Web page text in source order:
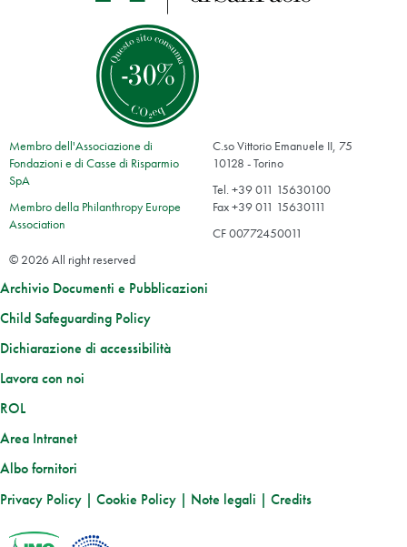
Membro dell'Associazione di
Fondazioni e di Casse di Risparmio
SpA
Membro della Philanthropy Europe
Association
C.so Vittorio Emanuele II, 75
10128 - Torino
Tel. +39 011 15630100
Fax +39 011 15630111
CF 00772450011
© 2026 All right reserved
Archivio Documenti e Pubblicazioni
Child Safeguarding Policy
Dichiarazione di accessibilità
Lavora con noi
ROL
Area Intranet
Albo fornitori
Privacy Policy | Cookie Policy | Note legali | Credits